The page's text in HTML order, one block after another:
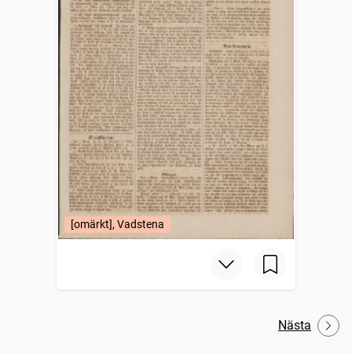
[omärkt], Vadstena
Nästa